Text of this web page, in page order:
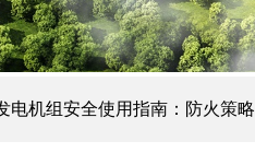
电机组安全使用指南：防火策略